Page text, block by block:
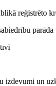
reģistrēto
parāda
izdevumi un